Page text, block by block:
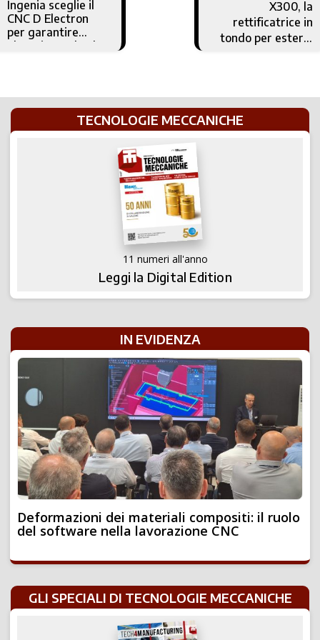
Ingenia sceglie il
CNC D Electron
per garantire
elevati standard
X300, la
rettificatrice in
tondo per esterni
TECNOLOGIE MECCANICHE
11 numeri all'anno
Leggi la Digital Edition
IN EVIDENZA
Deformazioni dei materiali compositi: il ruolo
del software nella lavorazione CNC
GLI SPECIALI DI TECNOLOGIE MECCANICHE